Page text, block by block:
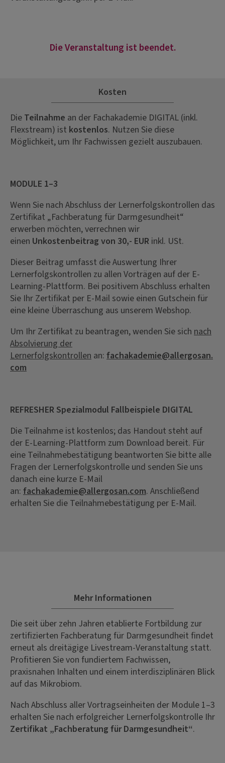
Die Veranstaltung ist beendet.
Kosten
Die Teilnahme an der Fachakademie DIGITAL (inkl.
Flexstream) ist kostenlos. Nutzen Sie diese
Möglichkeit, um Ihr Fachwissen gezielt auszubauen.
MODULE 1–3
Wenn Sie nach Abschluss der Lernerfolgskontrollen das
Zertifikat „Fachberatung für Darmgesundheit“
erwerben möchten, verrechnen wir
einen Unkostenbeitrag von 30,- EUR inkl. USt.
Dieser Beitrag umfasst die Auswertung Ihrer
Lernerfolgskontrollen zu allen Vorträgen auf der E-
Learning-Plattform. Bei positivem Abschluss erhalten
Sie Ihr Zertifikat per E-Mail sowie einen Gutschein für
eine kleine Überraschung aus unserem Webshop.
Um Ihr Zertifikat zu beantragen, wenden Sie sich nach
Absolvierung der
Lernerfolgskontrollen an: fachakademie@allergosan.
com
REFRESHER Spezialmodul Fallbeispiele DIGITAL
Die Teilnahme ist kostenlos; das Handout steht auf
der E-Learning-Plattform zum Download bereit. Für
eine Teilnahmebestätigung beantworten Sie bitte alle
Fragen der Lernerfolgskontrolle und senden Sie uns
danach eine kurze E-Mail
an: fachakademie@allergosan.com. Anschließend
erhalten Sie die Teilnahmebestätigung per E-Mail.
Mehr Informationen
Die seit über zehn Jahren etablierte Fortbildung zur
zertifizierten Fachberatung für Darmgesundheit findet
erneut als dreitägige Livestream-Veranstaltung statt.
Profitieren Sie von fundiertem Fachwissen,
praxisnahen Inhalten und einem interdisziplinären Blick
auf das Mikrobiom.
Nach Abschluss aller Vortragseinheiten der Module 1–3
erhalten Sie nach erfolgreicher Lernerfolgskontrolle Ihr
Zertifikat „Fachberatung für Darmgesundheit“.